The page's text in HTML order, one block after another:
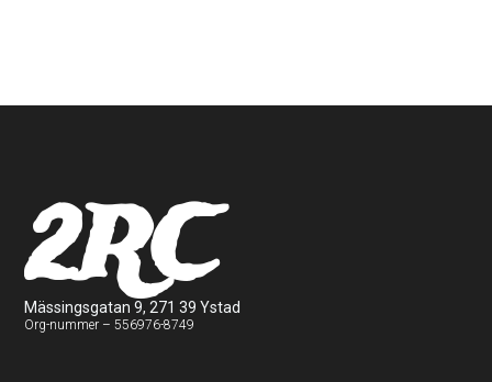
2RC
Mässingsgatan 9, 271 39 Ystad
Org-nummer – 556976-8749